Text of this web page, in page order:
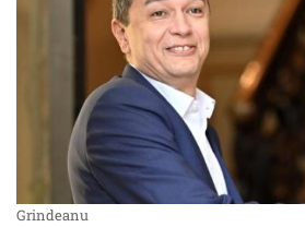
Grindeanu